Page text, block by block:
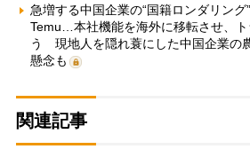
急増する中国企業の“国籍ロンダリング
Temu…本社機能を海外に移転させ、
う 現地人を隠れ蓑にした中国企業の
懸念も
関連記事